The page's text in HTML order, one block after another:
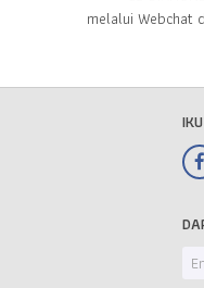
melalui